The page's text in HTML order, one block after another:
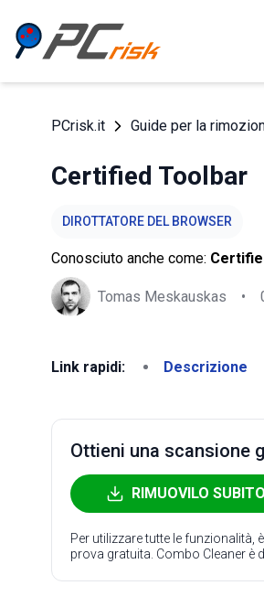
PCrisk.it Guide per la
Certified Toolbar
DIROTTATORE DEL BROWSER
Conosciuto anche come:
Tomas Meskauskas •
Link rapidi: Descrizione
Ottieni una scansione
RIMUOVILO
Per utilizzare tutte le funzionalità,
prova gratuita. Combo Cleaner è